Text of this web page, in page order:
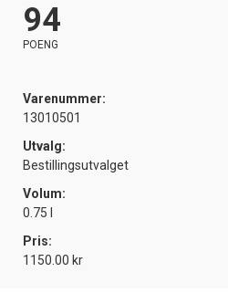
94
POENG
Varenummer:
13010501
Utvalg:
Bestillingsutvalget
Volum:
0.75 l
Pris:
1150.00 kr